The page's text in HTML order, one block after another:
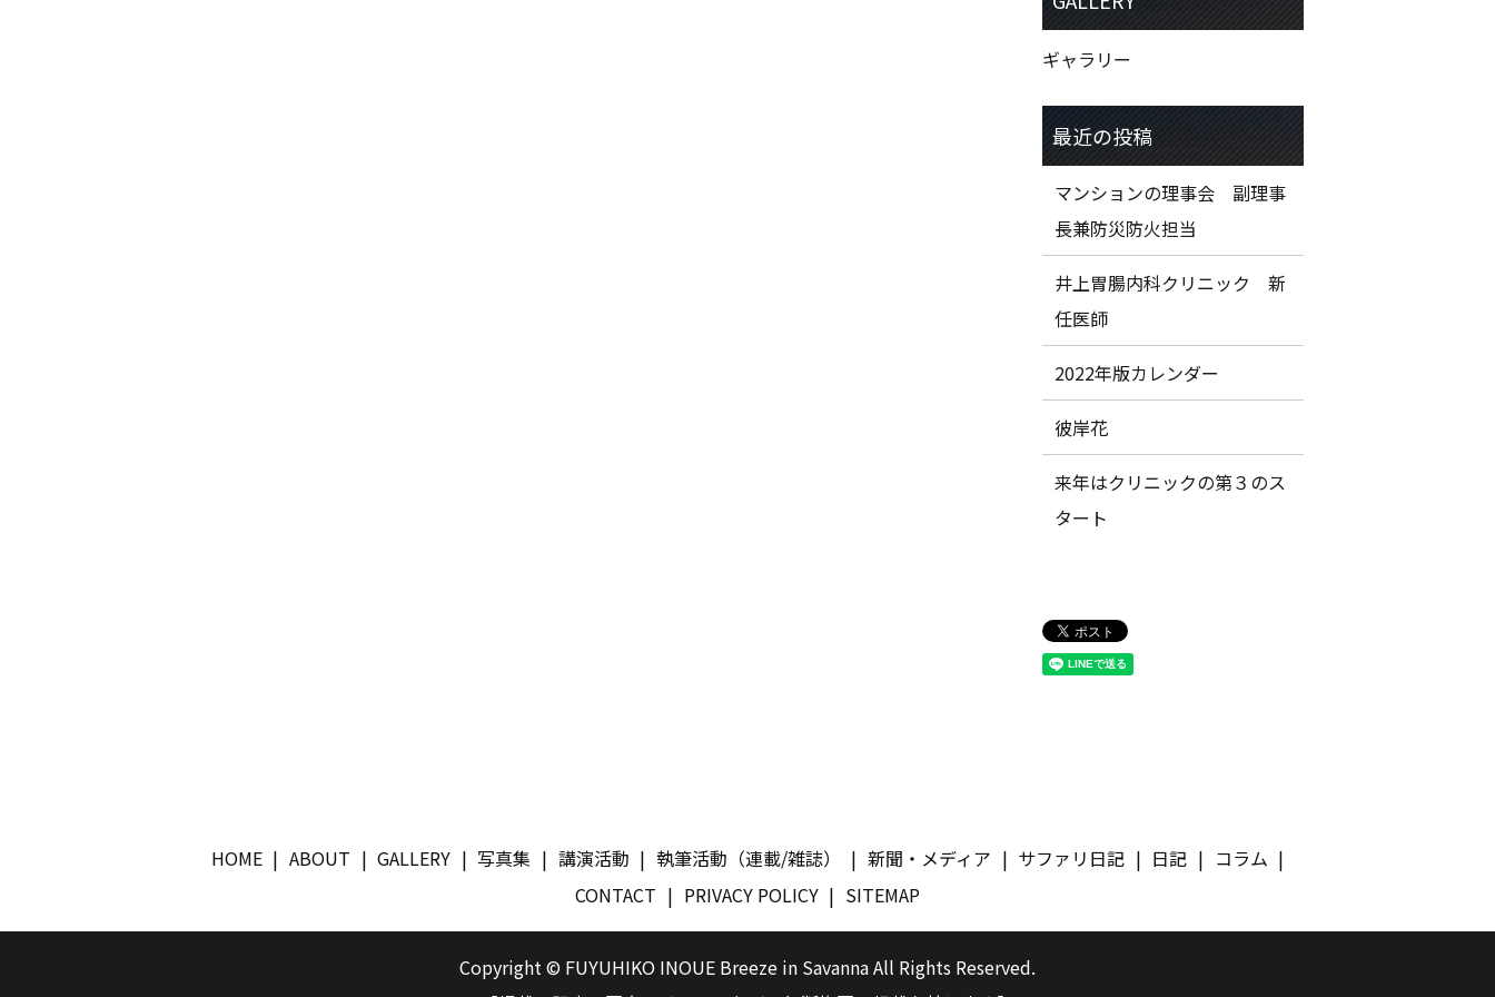
ギャラリー
マンションの理事会 副理事
長兼防災防火担当
井上胃腸内科クリニック 新
任医師
2022年版カレンダー
彼岸花
来年はクリニックの第３のス
タート
HOME ABOUT GALLERY 写真集 講演活動 執筆活動（連載/雑誌） 新聞・メディア サファリ日記 日記
コラム
CONTACT
PRIVACY POLICY SITEMAP
Copyright © FUYUHIKO INOUE Breeze in Savanna All Rights Reserved.